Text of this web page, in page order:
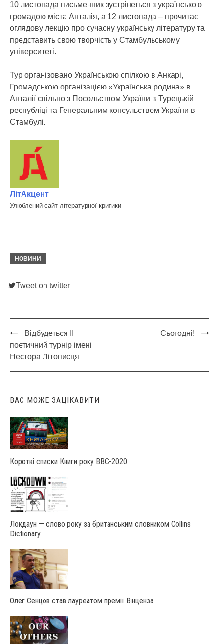
10 листопада письменник зустрінеться з українською
громадою міста Анталія, а 12 листопада – прочитає
оглядову лекцію про сучасну українську літературу та
представить свою творчість у Стамбульському
університеті.
Тур організовано Українською спілкою в Анкарі,
Громадською організацією «Українська родина» в
Анталії спільно з Посольством України в Турецькій
республіці та Генеральним консульством України в
Стамбулі.
ЛітАкцент
Улюблений сайт літературної критики
НОВИНИ
Tweet on twitter
Post
navigation
Відбудеться II
поетичний турнір імені
Нестора Літописця
Сьогодні!
ВАС МОЖЕ ЗАЦІКАВИТИ
Короткі списки Книги року ВВС-2020
Локдаун — слово року за британським словником Collins
Dictionary
Олег Сенцов став лауреатом премії Вінценза